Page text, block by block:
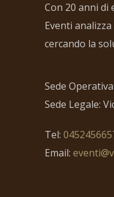
Con 20 anni di
Eventi
cercando la
Sede
Sede Legale:
Tel:
Email: